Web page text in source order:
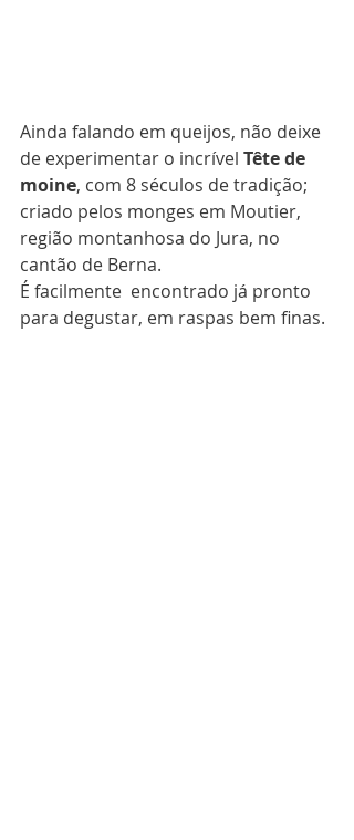
Ainda falando em queijos, não deixe
de experimentar o incrível Tête de
moine, com 8 séculos de tradição;
criado pelos monges em Moutier,
região montanhosa do Jura, no
cantão de Berna.
É facilmente  encontrado já pronto
para degustar, em raspas bem finas.